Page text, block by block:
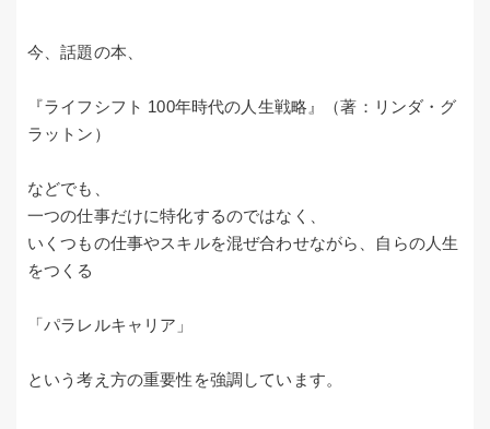
今、話題の本、
『ライフシフト 100年時代の人生戦略』（著：リンダ・グ
ラットン）
などでも、
一つの仕事だけに特化するのではなく、
いくつもの仕事やスキルを混ぜ合わせながら、自らの人生
をつくる
「パラレルキャリア」
という考え方の重要性を強調しています。